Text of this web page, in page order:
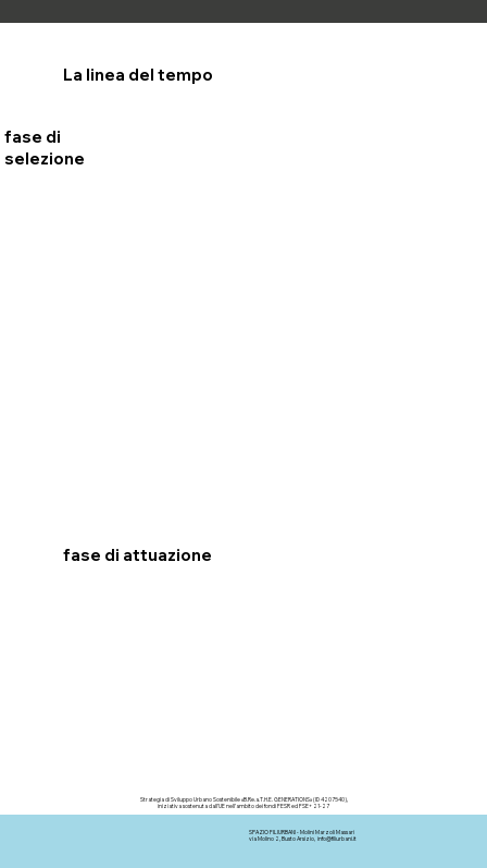
La linea del tempo
fase di
selezione
fase di attuazione
Strategia di Sviluppo Urbano Sostenibile «B.Re.a.T.H.E. GENERATIONS» (ID 4207540),
iniziativa sostenuta dall’UE nell’ambito dei fondi FESR ed FSE+ 21-27
SPAZIO FILIURBANI - Molini Marzoli Massari
via Molino 2, Busto Arsizio, info@filiurbani.it